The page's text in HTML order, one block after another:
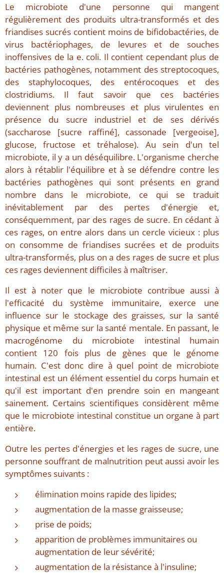
Le microbiote d'une personne qui mangent
régulièrement des produits ultra-transformés et des
friandises sucrés contient moins de bifidobactéries, de
virus bactériophages, de levures et de souches
inoffensives de la e. coli. Il contient cependant plus de
bactéries pathogènes, notamment des streptocoques,
des staphylocoques, des entérocoques et des
clostridiums. Il faut savoir que ces bactéries
deviennent plus nombreuses et plus virulentes en
présence du sucre industriel et de ses dérivés
(saccharose [sucre raffiné], cassonade [vergeoise],
glucose, fructose et tréhalose). Au sein d'un tel
microbiote, il y a un déséquilibre. L'organisme cherche
alors à rétablir l'équilibre et à se défendre contre les
bactéries pathogènes qui sont présents en grand
nombre dans le microbiote, ce qui se traduit
inévitablement par des pertes d'énergie et,
conséquemment, par des rages de sucre. En cédant à
ces rages, on entre alors dans un cercle vicieux : plus
on consomme de friandises sucrées et de produits
ultra-transformés, plus on a des rages de sucre et plus
ces rages deviennent difficiles à maîtriser.
Il est à noter que le microbiote contribue aussi à
l'efficacité du système immunitaire, exerce une
influence sur le stockage des graisses, sur la santé
physique et même sur la santé mentale. En passant, le
macrogénome du microbiote intestinal humain
contient 120 fois plus de gènes que le génome
humain. C'est donc dire à quel point de microbiote
intestinal est un élément essentiel du corps humain et
qu'il est important d'en prendre soin en mangeant
sainement. Certains scientifiques considèrent même
que le microbiote intestinal constitue un organe à part
entière.
Outre les pertes d'énergies et les rages de sucre, une
personne souffrant de malnutrition peut aussi avoir les
symptômes suivants :
élimination moins rapide des lipides;
augmentation de la masse graisseuse;
prise de poids;
apparition de problèmes immunitaires ou
augmentation de leur sévérité;
augmentation de la résistance à l'insuline;